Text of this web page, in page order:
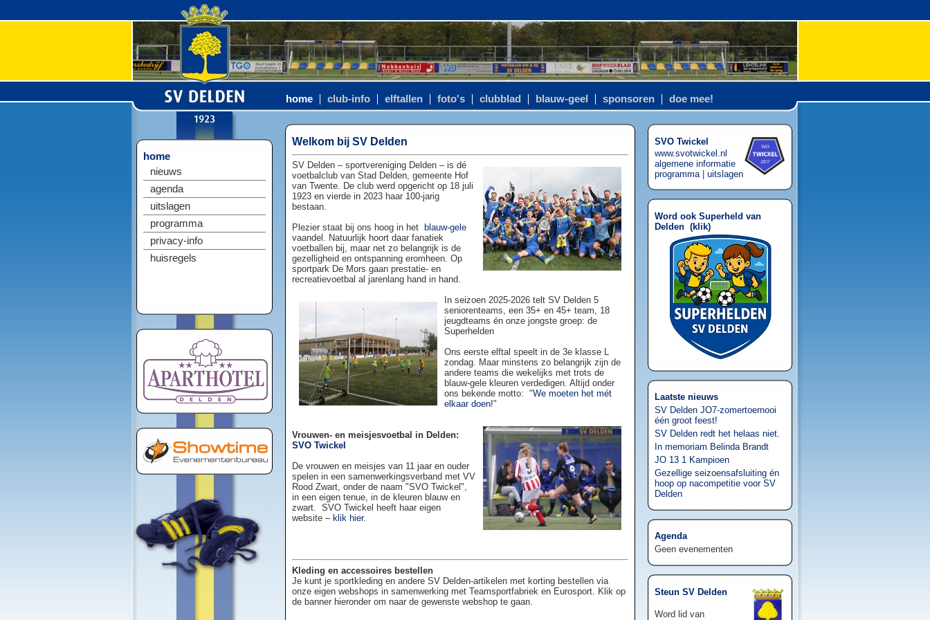
home club-info elftallen foto's clubblad blauw-geel sponsoren doe mee!
home
nieuws
agenda
uitslagen
programma
privacy-info
huisregels
Welkom bij SV Delden
SV Delden – sportvereniging Delden – is dé
voetbalclub van Stad Delden, gemeente Hof
van Twente. De club werd opgericht op 18 juli
1923 en vierde in 2023 haar 100-jarig
bestaan.
Plezier staat bij ons hoog in het
blauw-gele
vaandel. Natuurlijk hoort daar fanatiek
voetballen bij, maar net zo belangrijk is de
gezelligheid en ontspanning eromheen. Op
sportpark De Mors gaan prestatie- en
recreatievoetbal al jarenlang hand in hand.
In seizoen 2025-2026 telt SV Delden 5
seniorenteams, een 35+ en 45+ team, 18
jeugdteams én onze jongste groep: de
Superhelden
Ons eerste elftal speelt in de 3e klasse L
zondag. Maar minstens zo belangrijk zijn de
andere teams die wekelijks met trots de
blauw-gele kleuren verdedigen. Altijd onder
ons bekende motto: "We moeten het mét
elkaar doen!"
Vrouwen- en meisjesvoetbal in Delden:
SVO Twickel
De vrouwen en meisjes van 11 jaar en ouder
spelen in een samenwerkingsverband met VV
Rood Zwart, onder de naam "SVO Twickel",
in een eigen tenue, in de kleuren blauw en
zwart. SVO Twickel heeft haar eigen
website – klik hier.
Kleding en accessoires bestellen
Je kunt je sportkleding en andere SV Delden-artikelen met korting bestellen via
onze eigen webshops in samenwerking met Teamsportfabriek en Eurosport. Klik op
de banner hieronder om naar de gewenste webshop te gaan.
SVO Twickel
www.svotwickel.nl
algemene informatie
programma| uitslagen
Word ook Superheld van
Delden (klik)
Laatste nieuws
SV Delden JO7-zomertoernooi
één groot feest!
SV Delden redt het helaas niet.
In memoriam Belinda Brandt
JO 13 1 Kampioen
Gezellige seizoensafsluiting én
hoop op nacompetitie voor SV
Delden
Agenda
Geen evenementen
Steun SV Delden
Word lid van